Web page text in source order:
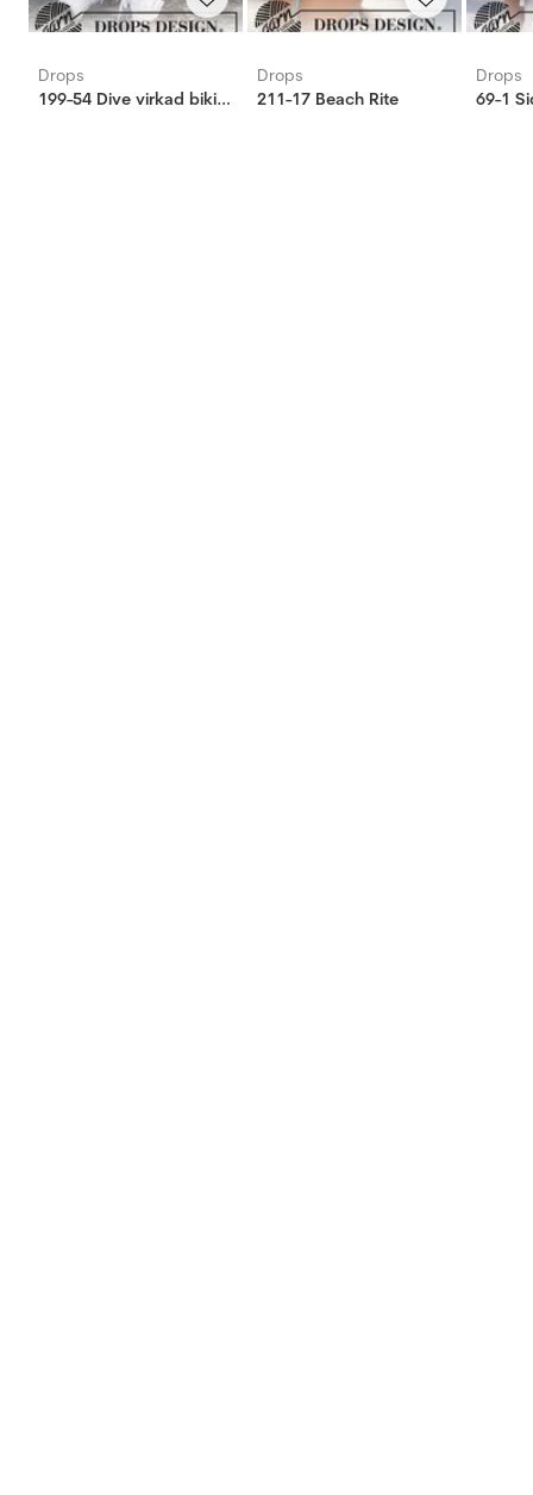
Drops
199-54 Dive virkad bikinitopp
Drops
211-17 Beach Rite
Drops
69-1